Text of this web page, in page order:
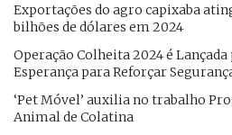
Exportações do agro capixaba
bilhões de dólares em 2024
Operação Colheita 2024 é Lançada
Esperança para Reforçar
‘Pet Móvel’ auxilia no trabalho
Animal de Colatina